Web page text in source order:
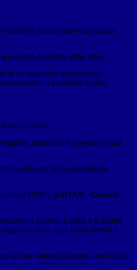
un discurso en el que expuso
quedó deshecho, entre otros.
de las siguientes generaciones.
hacia una economía baja en
aumentará los precios y hará
de parte de los legisladores
como la ONU y la OTAN. «Cerrar la
entre Estados Unidos y la Unión
por ello», dijo. Pidió además a
de una «potencial guerra», en el caso